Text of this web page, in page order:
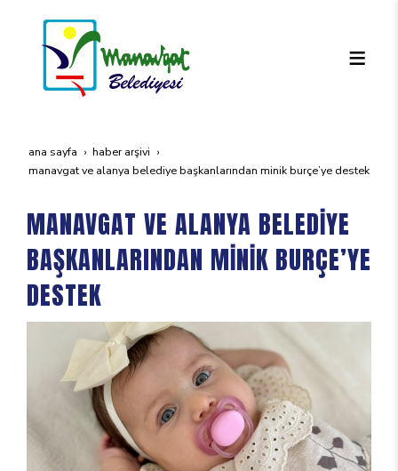
ana sayfa
haber arşivi
manavgat ve alanya beledi̇ye başkanlarindan mi̇ni̇k burçe’ye destek
MANAVGAT VE ALANYA BELEDİYE
BAŞKANLARINDAN MİNİK BURÇE’YE
DESTEK